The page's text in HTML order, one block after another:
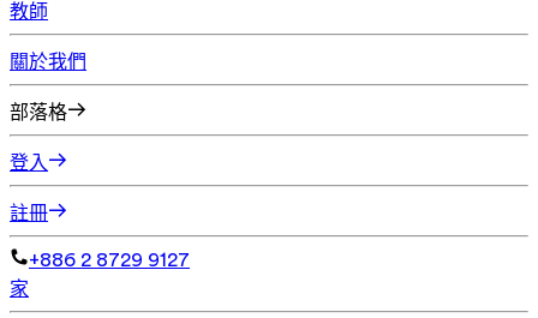
教師
關於我們
部落格
登入
註冊
+886 2 8729 9127
家